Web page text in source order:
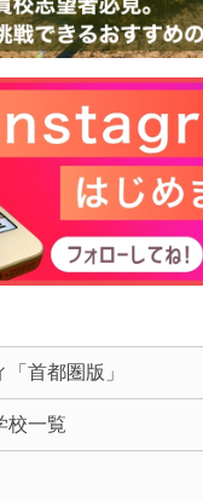
首都圏版」
校一覧